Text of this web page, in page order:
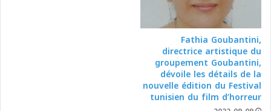
Fathia Goubantini,
directrice artistique du
groupement Goubantini,
dévoile les détails de la
nouvelle édition du Festival
tunisien du film d’horreur